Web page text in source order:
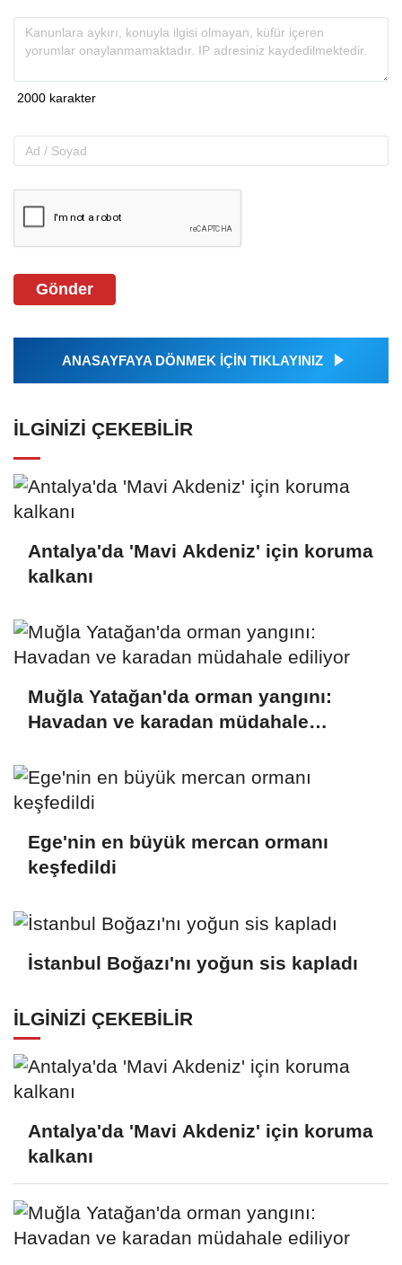
Gönder
ANASAYFAYA DÖNMEK İÇİN TIKLAYINIZ
İLGINIZI ÇEKEBILIR
Antalya'da 'Mavi Akdeniz' için koruma
kalkanı
Muğla Yatağan'da orman yangını:
Havadan ve karadan müdahale
Ege'nin en büyük mercan ormanı
keşfedildi
İstanbul Boğazı'nı yoğun sis kapladı
İLGINIZI ÇEKEBILIR
Antalya'da 'Mavi Akdeniz' için koruma
kalkanı